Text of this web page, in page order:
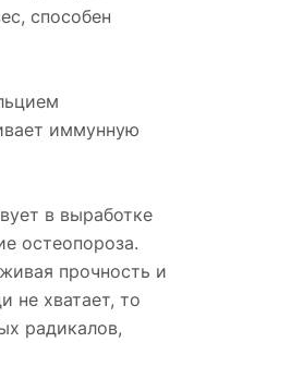
способен
иммунную
в выработке
остеопороза.
прочность и
не хватает, то
радикалов,